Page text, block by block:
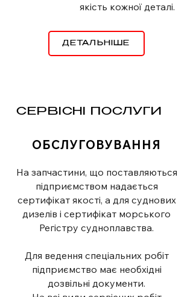
якість кожної деталі.
ДЕТАЛЬНІШЕ
СЕРВІСНІ ПОСЛУГИ
ОБСЛУГОВУВАННЯ
На запчастини, що поставляються
підприємством надається
сертифікат якості, а для суднових
дизелів і сертифікат морського
Регістру судноплавства.
Для ведення спеціальних робіт
підприємство має необхідні
дозвільні документи.